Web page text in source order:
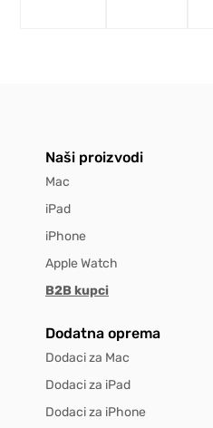
Naši proizvodi
Mac
iPad
iPhone
Apple Watch
B2B kupci
Dodatna oprema
Dodaci za Mac
Dodaci za iPad
Dodaci za iPhone